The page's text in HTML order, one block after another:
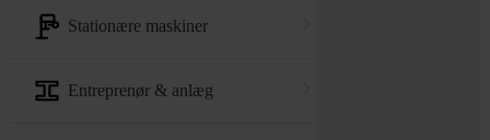
stationære maskiner
entreprenør & anlæg